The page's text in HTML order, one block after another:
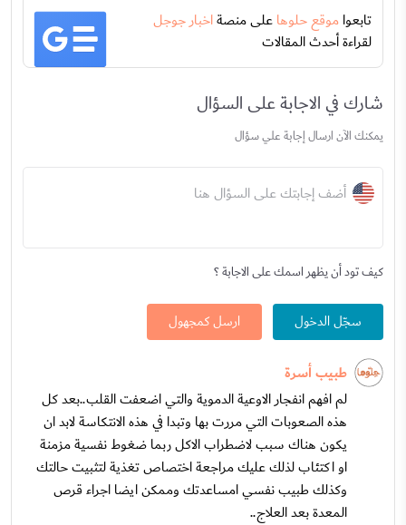
تابعواموقع حلوهاعلى منصةاخبار جوجل
لقراءة أحدث المقالات
شارك في الاجابة على السؤال
يمكنك الآن ارسال إجابة علي سؤال
أضف إجابتك على السؤال هنا
كيف تود أن يظهر اسمك على الاجابة ؟
سجّل الدخول ارسل كمجهول
طبيب أسرة
لم افهم انفجار الاوعية الدموية والتي اضعفت القلب..بعد كل
هذه الصعوبات التي مررت بها وتبدا في هذه الانتكاسة لابد ان
يكون هناك سبب لاضطراب الاكل ربما ضغوط نفسية مزمنة
او اكتئاب لذلك عليك مراجعة اختصاص تغذية لتثبيت حالتك
وكذلك طبيب نفسي امساعدتك وممكن ايضا اجراء قرص
المعدة بعد العلاج..